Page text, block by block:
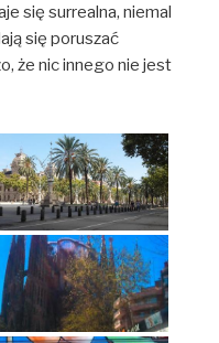
się surrealna, niemal
się poruszać
że nic innego nie jest